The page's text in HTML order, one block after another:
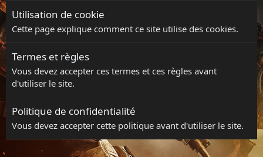
Utilisation de cookie
Cette page explique comment ce site utilise des cookies.
Termes et règles
Vous devez accepter ces termes et ces règles avant
d'utiliser le site.
Politique de confidentialité
Vous devez accepter cette politique avant d'utiliser le site.